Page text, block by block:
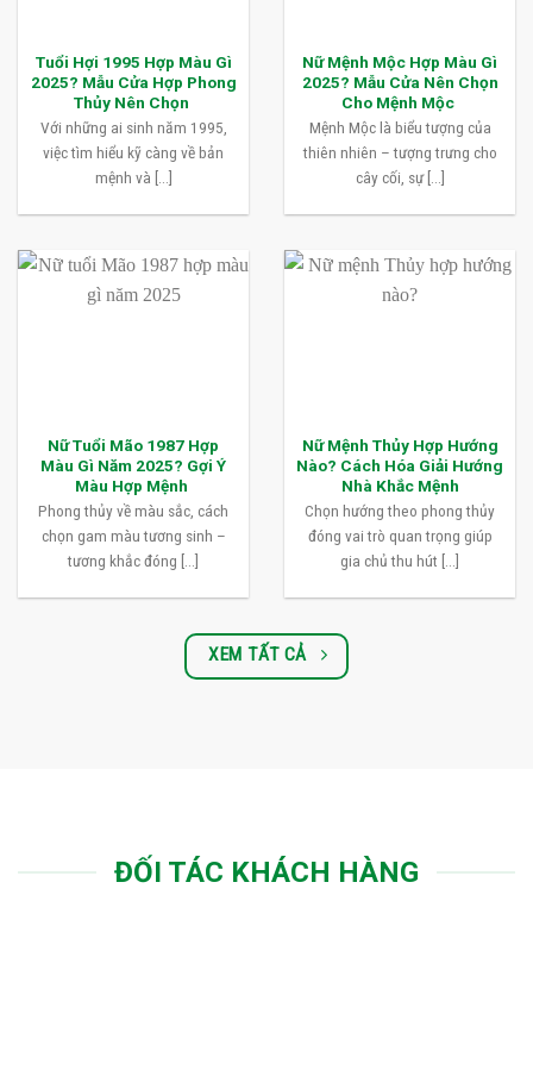
Tuổi Hợi 1995 Hợp Màu Gì
2025? Mẫu Cửa Hợp Phong
Thủy Nên Chọn
Với những ai sinh năm 1995,
việc tìm hiểu kỹ càng về bản
mệnh và [...]
Nữ Mệnh Mộc Hợp Màu Gì
2025? Mẫu Cửa Nên Chọn
Cho Mệnh Mộc
Mệnh Mộc là biểu tượng của
thiên nhiên – tượng trưng cho
cây cối, sự [...]
Nữ Tuổi Mão 1987 Hợp
Màu Gì Năm 2025? Gợi Ý
Màu Hợp Mệnh
Phong thủy về màu sắc, cách
chọn gam màu tương sinh –
tương khắc đóng [...]
Nữ Mệnh Thủy Hợp Hướng
Nào? Cách Hóa Giải Hướng
Nhà Khắc Mệnh
Chọn hướng theo phong thủy
đóng vai trò quan trọng giúp
gia chủ thu hút [...]
XEM TẤT CẢ
ĐỐI TÁC KHÁCH HÀNG